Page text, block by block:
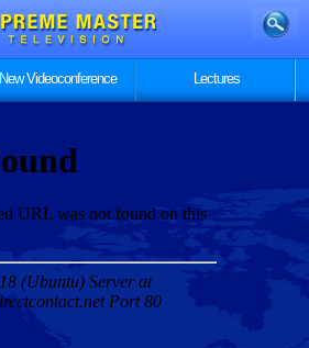
New Videoconference Lectures